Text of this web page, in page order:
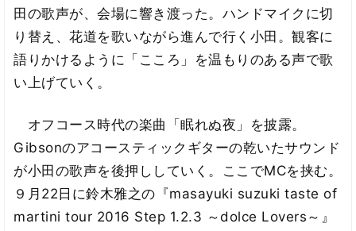
田の歌声が、会場に響き渡った。ハンドマイクに切
り替え、花道を歌いながら進んで行く小田。観客に
語りかけるように「こころ」を温もりのある声で歌
い上げていく。
オフコース時代の楽曲「眠れぬ夜」を披露。
Gibsonのアコースティックギターの乾いたサウンド
が小田の歌声を後押ししていく。ここでMCを挟む。
９月22日に鈴木雅之の『masayuki suzuki taste of
martini tour 2016 Step 1.2.3 ～dolce Lovers～』